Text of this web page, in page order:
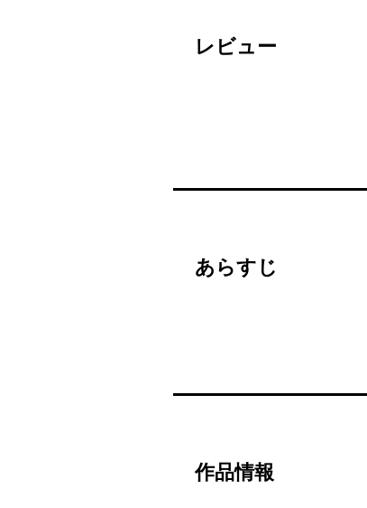
レビュー
あらすじ
作品情報